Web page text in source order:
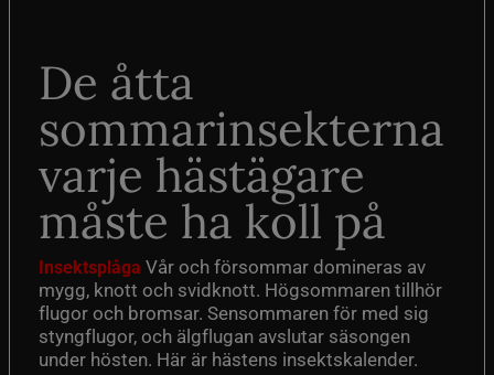
De åtta
sommarinsekterna
varje hästägare
måste ha koll på
Insektsplåga Vår och försommar domineras av
mygg, knott och svidknott. Högsommaren tillhör
flugor och bromsar. Sensommaren för med sig
styngflugor, och älgflugan avslutar säsongen
under hösten. Här är hästens insektskalender.